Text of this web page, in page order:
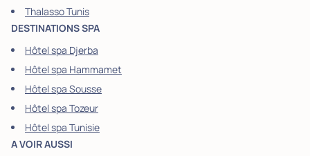
Thalasso Tunis
DESTINATIONS SPA
Hôtel spa Djerba
Hôtel spa Hammamet
Hôtel spa Sousse
Hôtel spa Tozeur
Hôtel spa Tunisie
A VOIR AUSSI